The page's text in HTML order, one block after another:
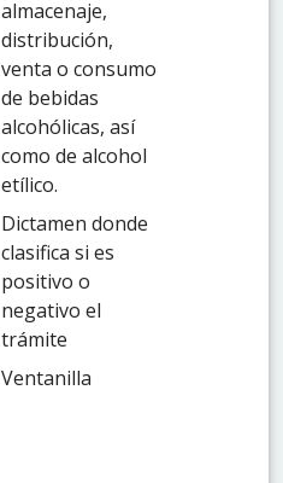
almacenaje,
distribución,
venta o consumo
de bebidas
alcohólicas, así
como de alcohol
etílico.
Dictamen donde
clasifica si es
positivo o
negativo el
trámite
Ventanilla